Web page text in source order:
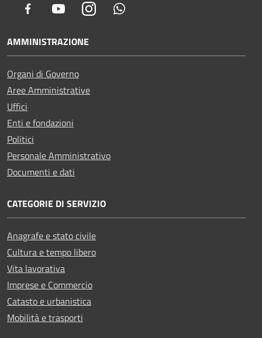
Facebook YoutubeInstagram
AMMINISTRAZIONE
Organi di Governo
Aree Amministrative
Uffici
Enti e fondazioni
Politici
Personale Amministrativo
Documenti e dati
CATEGORIE DI SERVIZIO
Anagrafe e stato civile
Cultura e tempo libero
Vita lavorativa
Imprese e Commercio
Catasto e urbanistica
Mobilità e trasporti